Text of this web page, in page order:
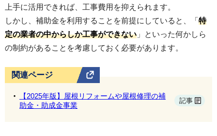
作るり、複数の業者から見積りを取る。
家族や身近な人に相談する。その場での即
決は絶対に避け、冷静な判断を心がけまし
ょう。
上手に活用できれば、工事費用を抑えられます。
しかし、補助金を利用することを前提にしていると、「 特
定の業者の中からしか工事ができない 」といった何かしら
の制約があることを考慮しておく必要があります。
関連ページ
【2025年版】屋根リフォームや屋根修理の補
助金・助成金事業
記事